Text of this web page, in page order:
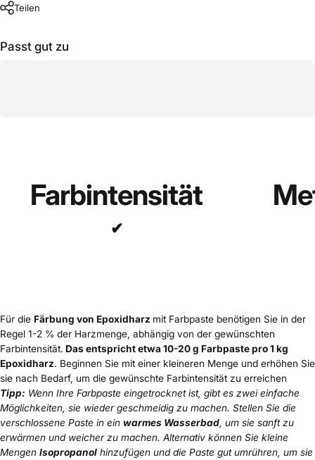
Teilen
Passt gut zu
Farbintensität
✔
Für die Färbung von Epoxidharz mit Farbpaste benötigen Sie in der
Regel 1-2 % der Harzmenge, abhängig von der gewünschten
Farbintensität. Das entspricht etwa 10-20 g Farbpaste pro 1 kg
Epoxidharz. Beginnen Sie mit einer kleineren Menge und erhöhen Sie
sie nach Bedarf, um die gewünschte Farbintensität zu erreichen
Tipp: Wenn Ihre Farbpaste eingetrocknet ist, gibt es zwei einfache
Möglichkeiten, sie wieder geschmeidig zu machen. Stellen Sie die
verschlossene Paste in ein warmes Wasserbad , um sie sanft zu
erwärmen und weicher zu machen. Alternativ können Sie kleine
Mengen Isopropanol hinzufügen und die Paste gut umrühren, um sie